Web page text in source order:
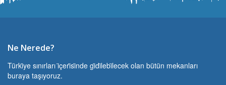
Ne Nerede?
Türki̇ye sınırları i̇çeri̇si̇nde gi̇di̇lebi̇lecek olan bütün mekanları
buraya taşıyoruz.